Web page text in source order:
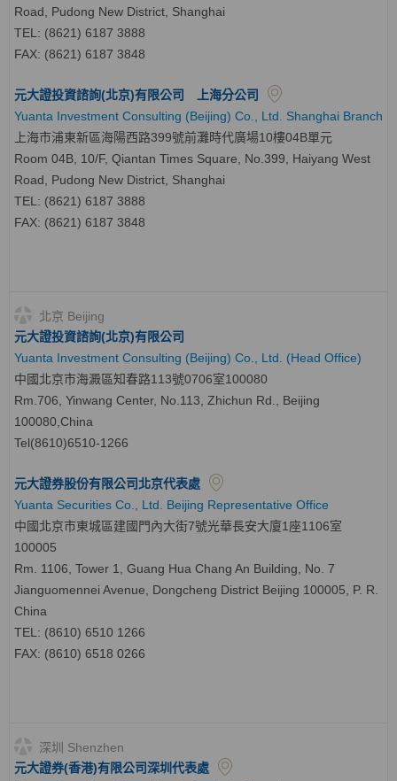
Road, Pudong New District, Shanghai
TEL: (8621) 6187 3888
FAX: (8621) 6187 3848
元大證投資諮詢(北京)有限公司 上海分公司
Yuanta Investment Consulting (Beijing) Co., Ltd. Shanghai Branch
上海市浦東新區海陽西路399號前灘時代廣場10樓04B單元
Room 04B, 10/F, Qiantan Times Square, No.399, Haiyang West
Road, Pudong New District, Shanghai
TEL: (8621) 6187 3888
FAX: (8621) 6187 3848
北京 Beijing
元大證投資諮詢(北京)有限公司
Yuanta Investment Consulting (Beijing) Co., Ltd. (Head Office)
中國北京市海澱區知春路113號0706室100080
Rm.706, Yinwang Center, No.113, Zhichun Rd., Beijing
100080,China
Tel(8610)6510-1266
元大證券股份有限公司北京代表處
Yuanta Securities Co., Ltd. Beijing Representative Office
中國北京市東城區建國門內大街7號光華長安大廈1座1106室
100005
Rm. 1106, Tower 1, Guang Hua Chang An Building, No. 7
Jianguomennei Avenue, Dongcheng District Beijing 100005, P. R.
China
TEL: (8610) 6510 1266
FAX: (8610) 6518 0266
深圳 Shenzhen
元大證券(香港)有限公司深圳代表處